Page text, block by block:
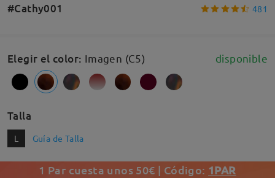
#Cathy001 481
Elegir el color: Imagen (C5) disponible
Talla
L Guía de Talla
1 Par cuesta unos 50€ | Código: 1PAR